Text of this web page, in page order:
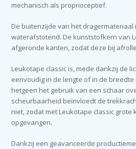
mechanisch als proprioceptief.
De buitenzijde van het dragermateriaal
waterafstotend. De kunststofkern van
afgeronde kanten, zodat deze bij
Leukotape classic is, mede dankzij de
eenvoudig in de lengte of in de
hetgeen het gebruik van een schaar
scheurbaarheid beïnvloedt de
niet, zodat met Leukotape classic
opgevangen.
Dankzij een geavanceerde